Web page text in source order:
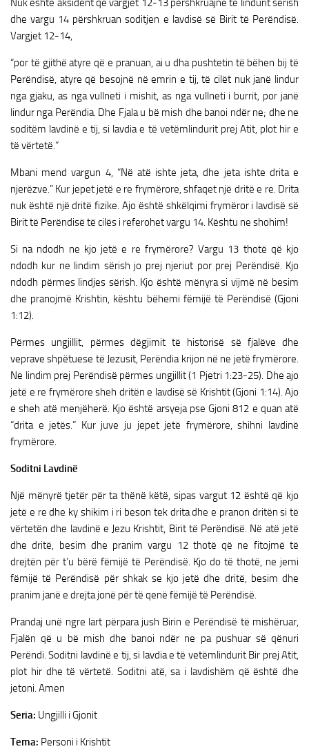
Nuk është aksident që vargjet 12-13 përshkruajnë të lindurit sërish
dhe vargu 14 përshkruan soditjen e lavdisë së Birit të Perëndisë.
Vargjet 12-14,
“por të gjithë atyre që e pranuan, ai u dha pushtetin të bëhen bij të
Perëndisë, atyre që besojnë në emrin e tij, të cilët nuk janë lindur
nga gjaku, as nga vullneti i mishit, as nga vullneti i burrit, por janë
lindur nga Perëndia. Dhe Fjala u bë mish dhe banoi ndër ne; dhe ne
soditëm lavdinë e tij, si lavdia e të vetëmlindurit prej Atit, plot hir e
të vërtetë.”
Mbani mend vargun 4, “Në atë ishte jeta, dhe jeta ishte drita e
njerëzve.” Kur jepet jetë e re frymërore, shfaqet një dritë e re. Drita
nuk është një dritë fizike. Ajo është shkëlqimi frymëror i lavdisë së
Birit të Perëndisë të cilës i referohet vargu 14. Kështu ne shohim!
Si na ndodh ne kjo jetë e re frymërore? Vargu 13 thotë që kjo
ndodh kur ne lindim sërish jo prej njeriut por prej Perëndisë. Kjo
ndodh përmes lindjes sërish. Kjo është mënyra si vijmë në besim
dhe pranojmë Krishtin, kështu bëhemi fëmijë të Perëndisë (Gjoni
1:12).
Përmes ungjillit, përmes dëgjimit të historisë së fjalëve dhe
veprave shpëtuese të Jezusit, Perëndia krijon në ne jetë frymërore.
Ne lindim prej Perëndisë përmes ungjillit (1 Pjetri 1:23-25). Dhe ajo
jetë e re frymërore sheh dritën e lavdisë së Krishtit (Gjoni 1:14). Ajo
e sheh atë menjëherë. Kjo është arsyeja pse Gjoni 812 e quan atë
“drita e jetës.” Kur juve ju jepet jetë frymërore, shihni lavdinë
frymërore.
Soditni Lavdinë
Një mënyrë tjetër për ta thënë këtë, sipas vargut 12 është që kjo
jetë e re dhe ky shikim i ri beson tek drita dhe e pranon dritën si të
vërtetën dhe lavdinë e Jezu Krishtit, Birit të Perëndisë. Në atë jetë
dhe dritë, besim dhe pranim vargu 12 thotë që ne fitojmë të
drejtën për t’u bërë fëmijë të Perëndisë. Kjo do të thotë, ne jemi
fëmijë të Perëndisë për shkak se kjo jetë dhe dritë, besim dhe
pranim janë e drejta jonë për të qenë fëmijë të Perëndisë.
Prandaj unë ngre lart përpara jush Birin e Perëndisë të mishëruar,
Fjalën që u bë mish dhe banoi ndër ne pa pushuar së qënuri
Perëndi. Soditni lavdinë e tij, si lavdia e të vetëmlindurit Bir prej Atit,
plot hir dhe të vërtetë. Soditni atë, sa i lavdishëm që është dhe
jetoni. Amen
Seria: Ungjilli i Gjonit
Tema: Personi i Krishtit